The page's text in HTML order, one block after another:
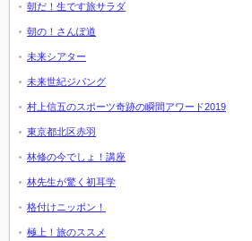
朝だ！生です旅サラダ
朝の！さんぽ道
未来シアター
未来世紀ジパング
村上信五のスポーツ奇跡の瞬間アワード2019
東京都北区赤羽
林修の今でしょ！講座
林先生が驚く初耳学
格付けニッポン！
極上！旅のススメ